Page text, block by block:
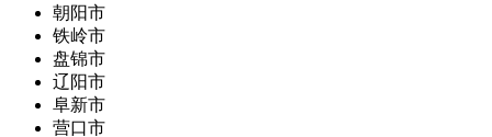
朝阳市
铁岭市
盘锦市
辽阳市
阜新市
营口市